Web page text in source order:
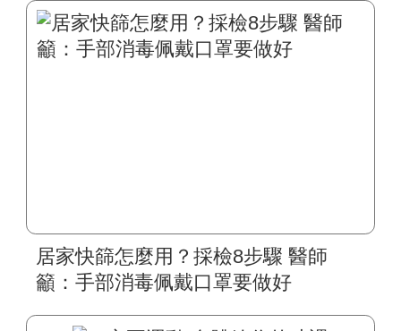
居家快篩怎麼用？採檢8步驟 醫師
籲：手部消毒佩戴口罩要做好